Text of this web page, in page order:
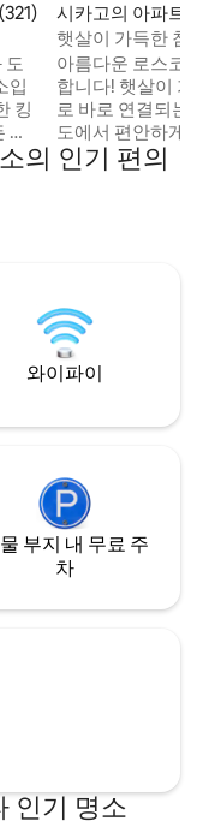
점(5점 만점), 후기 321
도
입
것
무
,
시카고의 아파트
햇살이 가득한 침
세탁기/건조기
아름다운 로스코
합니다! 햇살이 가
로 바로 연결되는
도에서 편안하게
넓은 주방에서 직
넓은 킹사이즈 침
꼭 뵐 수 있기를 바
의 인기 편의
와이파이
부지 내 무료 주
차
인기 명소